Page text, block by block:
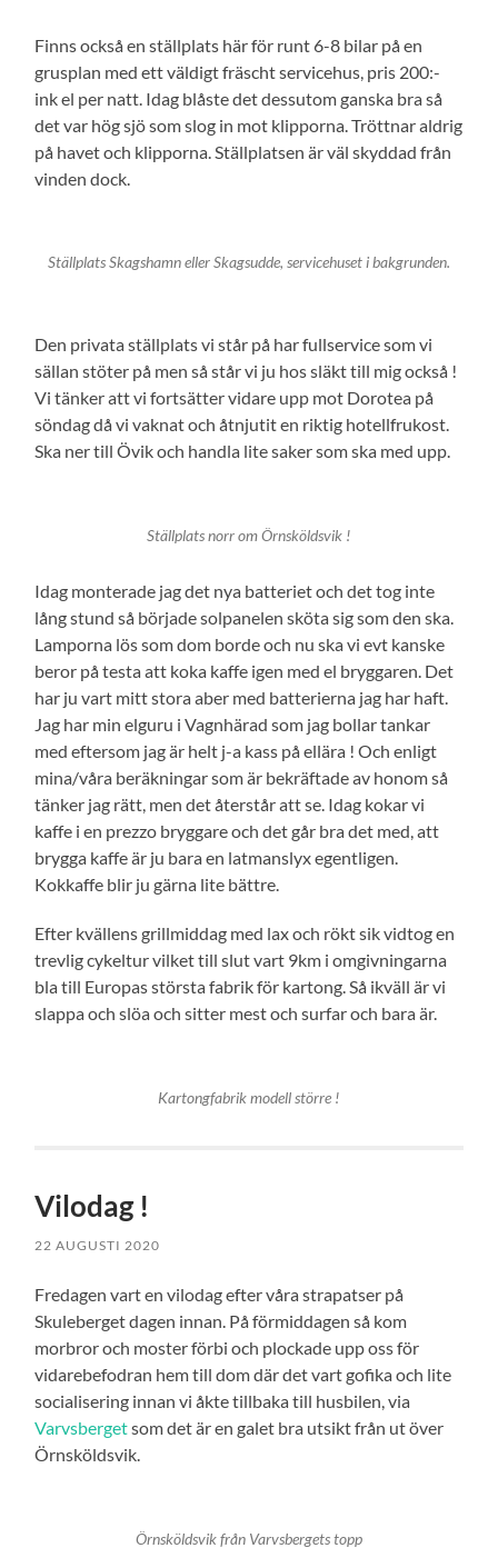
Finns också en ställplats här för runt 6-8 bilar på en
grusplan med ett väldigt fräscht servicehus, pris 200:-
ink el per natt. Idag blåste det dessutom ganska bra så
det var hög sjö som slog in mot klipporna. Tröttnar aldrig
på havet och klipporna. Ställplatsen är väl skyddad från
vinden dock.
Ställplats Skagshamn eller Skagsudde, servicehuset i bakgrunden.
Den privata ställplats vi står på har fullservice som vi
sällan stöter på men så står vi ju hos släkt till mig också !
Vi tänker att vi fortsätter vidare upp mot Dorotea på
söndag då vi vaknat och åtnjutit en riktig hotellfrukost.
Ska ner till Övik och handla lite saker som ska med upp.
Ställplats norr om Örnsköldsvik !
Idag monterade jag det nya batteriet och det tog inte
lång stund så började solpanelen sköta sig som den ska.
Lamporna lös som dom borde och nu ska vi evt kanske
beror på testa att koka kaffe igen med el bryggaren. Det
har ju vart mitt stora aber med batterierna jag har haft.
Jag har min elguru i Vagnhärad som jag bollar tankar
med eftersom jag är helt j-a kass på ellära ! Och enligt
mina/våra beräkningar som är bekräftade av honom så
tänker jag rätt, men det återstår att se. Idag kokar vi
kaffe i en prezzo bryggare och det går bra det med, att
brygga kaffe är ju bara en latmanslyx egentligen.
Kokkaffe blir ju gärna lite bättre.
Efter kvällens grillmiddag med lax och rökt sik vidtog en
trevlig cykeltur vilket till slut vart 9km i omgivningarna
bla till Europas största fabrik för kartong. Så ikväll är vi
slappa och slöa och sitter mest och surfar och bara är.
Kartongfabrik modell större !
Vilodag !
22 AUGUSTI 2020
Fredagen vart en vilodag efter våra strapatser på
Skuleberget dagen innan. På förmiddagen så kom
morbror och moster förbi och plockade upp oss för
vidarebefodran hem till dom där det vart gofika och lite
socialisering innan vi åkte tillbaka till husbilen, via
Varvsbergetsom det är en galet bra utsikt från ut över
Örnsköldsvik.
Örnsköldsvik från Varvsbergets topp